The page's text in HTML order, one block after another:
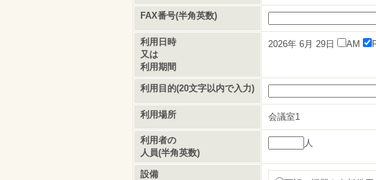
FAX番号(半角英数)
利用日時
又は
利用期間
2026年 6月 29日 AM
利用目的(20文字以内で入力)
利用場所 会議室1
利用者の
人員(半角英数)
人
設備